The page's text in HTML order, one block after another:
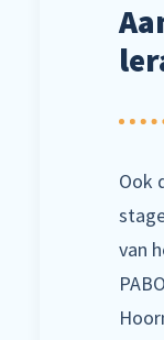
Ook
van